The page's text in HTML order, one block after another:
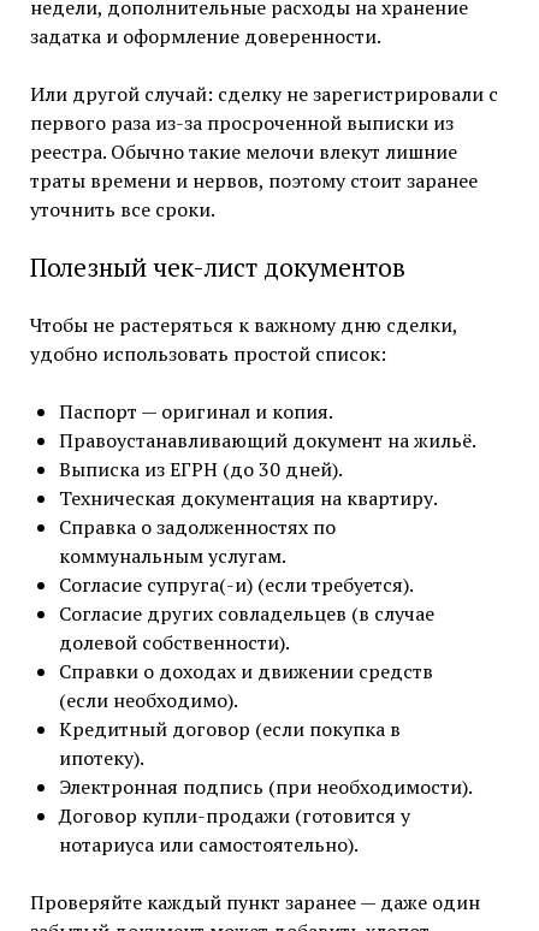
недели, дополнительные расходы на хранение
задатка и оформление доверенности.
Или другой случай: сделку не зарегистрировали с
первого раза из-за просроченной выписки из
реестра. Обычно такие мелочи влекут лишние
траты времени и нервов, поэтому стоит заранее
уточнить все сроки.
Полезный чек-лист документов
Чтобы не растеряться к важному дню сделки,
удобно использовать простой список:
Паспорт — оригинал и копия.
Правоустанавливающий документ на жильё.
Выписка из ЕГРН (до 30 дней).
Техническая документация на квартиру.
Справка о задолженностях по
коммунальным услугам.
Согласие супруга(-и) (если требуется).
Согласие других совладельцев (в случае
долевой собственности).
Справки о доходах и движении средств
(если необходимо).
Кредитный договор (если покупка в
ипотеку).
Электронная подпись (при необходимости).
Договор купли-продажи (готовится у
нотариуса или самостоятельно).
Проверяйте каждый пункт заранее — даже один